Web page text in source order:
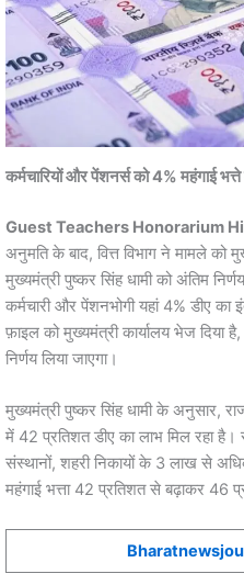
कर्मचारियों और पेंशनर्स को 4% महंगाई
Guest Teachers Honorarium
अनुमति के बाद, वित्त विभाग ने मामले को
मुख्यमंत्री पुष्कर सिंह धामी को अंतिम
कर्मचारी और पेंशनभोगी यहां 4% डीए का
फ़ाइल को मुख्यमंत्री कार्यालय भेज दिया
निर्णय लिया जाएगा।
मुख्यमंत्री पुष्कर सिंह धामी के अनुसार,
में 42 प्रतिशत डीए का लाभ मिल रहा है।
संस्थानों, शहरी निकायों के 3 लाख से
महंगाई भत्ता 42 प्रतिशत से बढ़ाकर 46